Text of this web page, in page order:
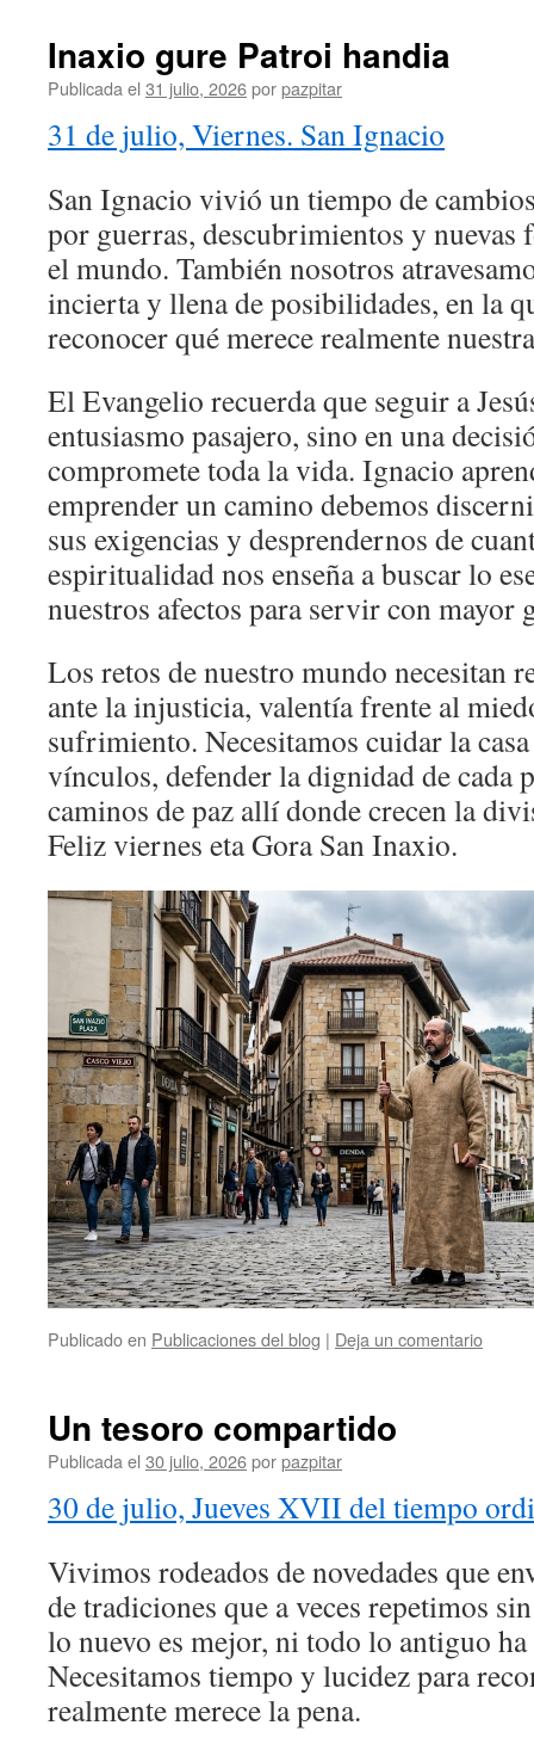
Inaxio gure Patroi handia
Publicada el 31 julio, 2026porpazpitar
31 de julio, Viernes. San Ignacio
San Ignacio vivió un tiempo de
por guerras, descubrimientos y nuevas
el mundo. También nosotros
incierta y llena de posibilidades, en la
reconocer qué merece realmente
El Evangelio recuerda que seguir a
entusiasmo pasajero, sino en una
compromete toda la vida. Ignacio
emprender un camino debemos
sus exigencias y desprendernos de
espiritualidad nos enseña a buscar lo
nuestros afectos para servir con mayor
Los retos de nuestro mundo necesitan
ante la injusticia, valentía frente al
sufrimiento. Necesitamos cuidar la
vínculos, defender la dignidad de cada
caminos de paz allí donde crecen la
Feliz viernes eta Gora San Inaxio.
Publicado en Publicaciones del blog | Deja un comentario
Un tesoro compartido
Publicada el 30 julio, 2026porpazpitar
30 de julio, Jueves XVII del tiempo
Vivimos rodeados de novedades que
de tradiciones que a veces repetimos
lo nuevo es mejor, ni todo lo antiguo
Necesitamos tiempo y lucidez para
realmente merece la pena.